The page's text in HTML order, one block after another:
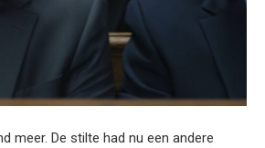
meer. De stilte had nu een andere